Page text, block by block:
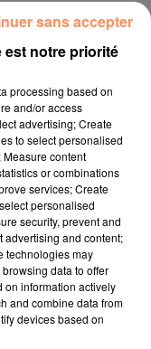
où on mange, on
cadeaux, on
la Nouvelle année,
Noël "en
de distanciation,
de fin d’année en
pourrez faire
mettre en
est notre priorité
processing based on
and/or access
advertising; Create
to select personalised
content
or combinations
services; Create
personalised
security, prevent and
advertising and content;
technologies may
data to offer
on information actively
and combine data from
devices based on
sans accepter